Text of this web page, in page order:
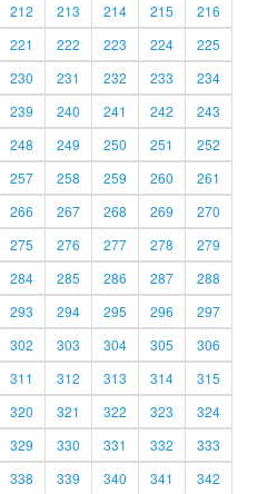
212 213 214 215
216
221 222 223 224
225
230 231 232 233
234
239 240 241 242
243
248 249 250 251
252
257 258 259 260
261
266 267 268 269
270
275 276 277 278
279
284 285 286 287
288
293 294 295 296
297
302 303 304 305
306
311 312 313 314
315
320 321 322 323
324
329 330 331 332
333
338 339 340 341 342